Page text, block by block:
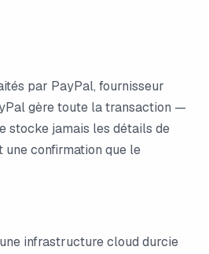
par PayPal, fournisseur
gère toute la transaction —
stocke jamais les détails de
confirmation que le
infrastructure cloud durcie